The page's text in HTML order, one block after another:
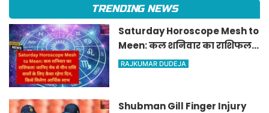
TRENDING NEWS
Saturday Horoscope Mesh to
Meen: कल शनिवार का राशिफल!
जानिए मेष से मीन राशि वालों के
RAJKUMAR DUDEJA
Shubman Gill Finger Injury